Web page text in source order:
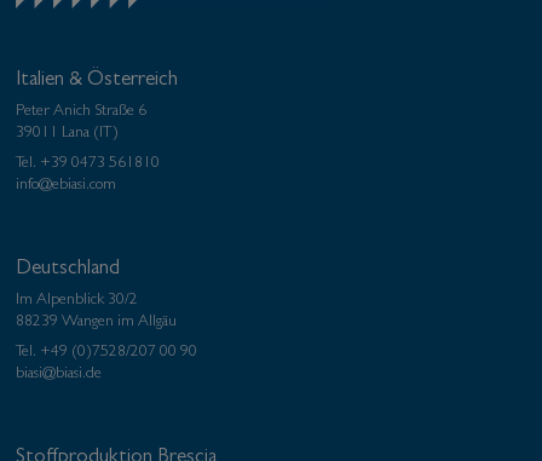
Italien & Österreich
Peter Anich Straße 6
39011 Lana (IT)
Tel. +39 0473 561810
info@ebiasi.com
Deutschland
Im Alpenblick 30/2
88239 Wangen im Allgäu
Tel. +49 (0)7528/207 00 90
biasi@biasi.de